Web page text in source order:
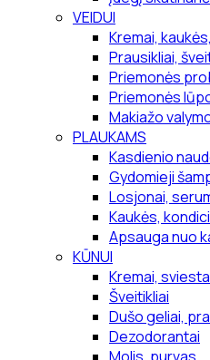
VEIDUI
Kremai,
Prausikliai,
Priemonės
Priemonės
Makiažo
PLAUKAMS
Kasdienio
Gydomieji
Losjonai,
Kaukės,
Apsauga nuo
KŪNUI
Kremai,
Šveitikliai
Dušo geliai,
Dezodorantai